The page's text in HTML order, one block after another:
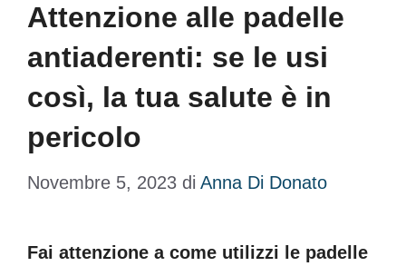
Attenzione alle padelle
antiaderenti: se le usi
così, la tua salute è in
pericolo
Novembre 5, 2023 di Anna Di Donato
Fai attenzione a come utilizzi le padelle